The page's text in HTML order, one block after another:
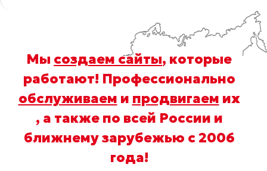
Мы создаем сайты, которые
работают! Профессионально
обслуживаем и продвигаем их
, а также по всей России и
ближнему зарубежью с 2006
года!